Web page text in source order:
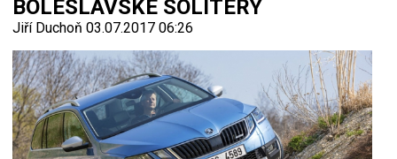
BOLESLAVSKÉ SOLITÉRY
Jiří Duchoň 03.07.2017 06:26